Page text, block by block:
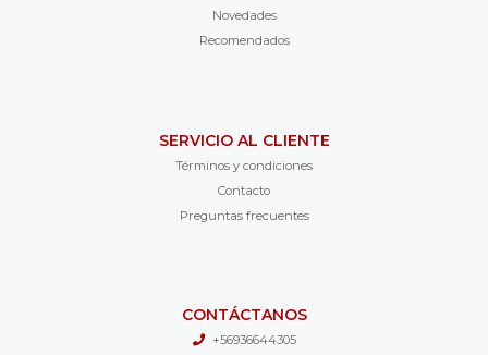
Novedades
Recomendados
SERVICIO AL CLIENTE
Términos y condiciones
Contacto
Preguntas frecuentes
CONTÁCTANOS
+56936644305